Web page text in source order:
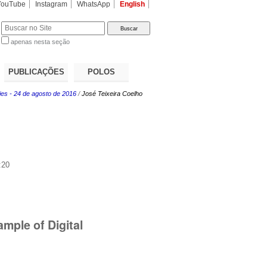
Instagram WhatsApp English
apenas nesta seção
PUBLICAÇÕES POLOS
- 24 de agosto de 2016 /José Teixeira Coelho
of Digital